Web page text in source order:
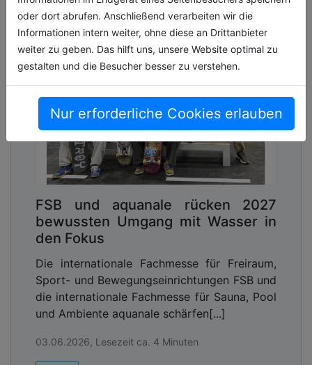
oder dort abrufen. Anschließend verarbeiten wir die
Informationen intern weiter, ohne diese an Drittanbieter
weiter zu geben. Das hilft uns, unsere Website optimal zu
gestalten und die Besucher besser zu verstehen.
Nur erforderliche Cookies erlauben
FSB und aquanale rücken 2027
bewussten Umgang mit Wasser in
den Fokus
Die internationale Fachmesse für Freiraum,
Sport- und Bewegungseinrichtungen FSB und
die internationale Fachmesse für Sauna, Pool
und Ambiente aquanale schärfen[...]
03.06.2026, Lesezeit ca. 4 Minuten